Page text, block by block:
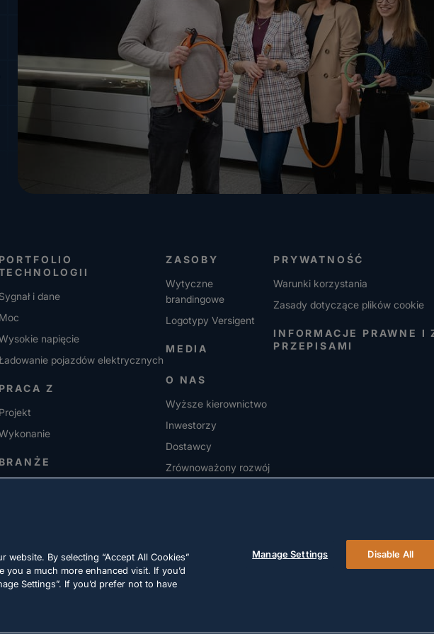
PORTFOLIO
Sygnał i dane
Moc
napięcie
pojazdów elektrycznych
PRACA Z
Projekt
BRANŻE
ZASOBY
Wytyczne
brandingowe
Logotypy Versigent
MEDIA
O NAS
Wyższe kierownictwo
Inwestorzy
Dostawcy
Zrównoważony rozwój
PRYWATNOŚĆ
Warunki korzystania
Zasady dotyczące plików cookie
INFORMACJE PRAWNE I
PRZEPISAMI
By selecting “Accept All Cookies”
a much more enhanced visit. If you’d
Settings”. If you’d prefer not to have
Manage Settings Disable All